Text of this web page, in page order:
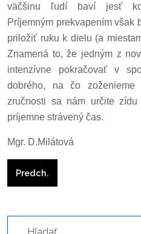
väčšinu ľudí baví jesť
Príjemným prekvapením však
priložiť ruku k dielu (a
Znamená to, že jedným z
intenzívne pokračovať v
dobrého, na čo zoženieme
zručnosti sa nám určite
príjemne strávený čas.
Mgr. D.Milátová
Predchádzajúci článok:
Predch.